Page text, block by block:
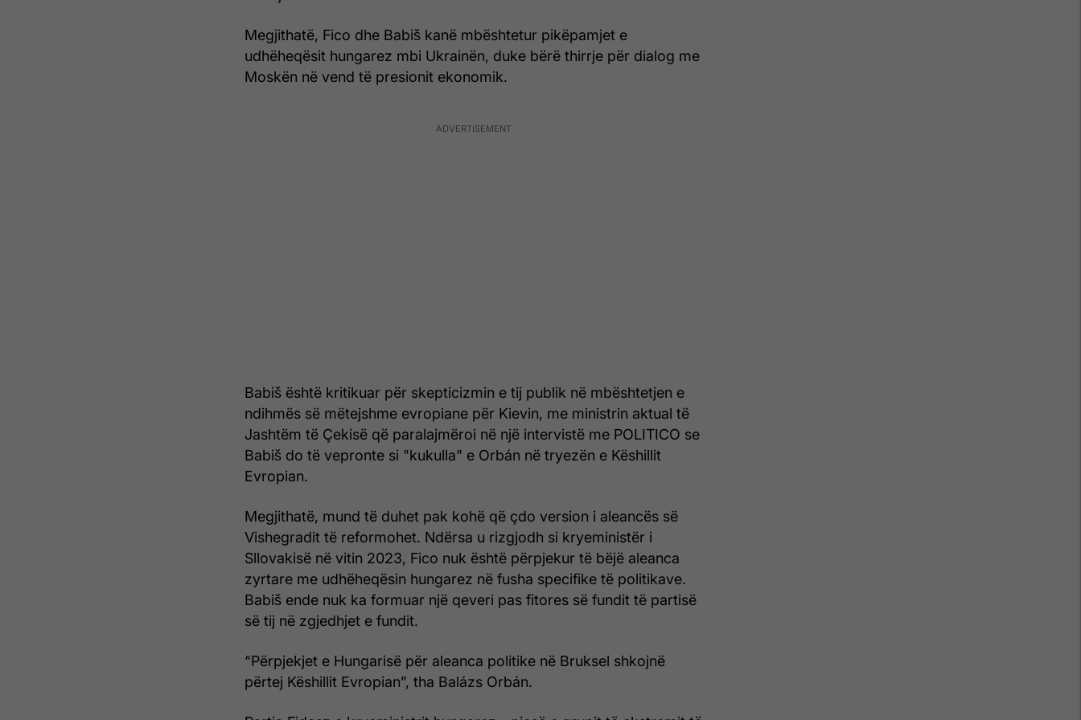
Megjithatë, Fico dhe Babiš kanë mbështetur pikëpamjet e
udhëheqësit hungarez mbi Ukrainën, duke bërë thirrje për dialog me
Moskën në vend të presionit ekonomik.
Babiš është kritikuar për skepticizmin e tij publik në mbështetjen e
ndihmës së mëtejshme evropiane për Kievin, me ministrin aktual të
Jashtëm të Çekisë që paralajmëroi në një intervistë me POLITICO se
Babiš do të vepronte si "kukulla" e Orbán në tryezën e Këshillit
Evropian.
Megjithatë, mund të duhet pak kohë që çdo version i aleancës së
Vishegradit të reformohet. Ndërsa u rizgjodh si kryeministër i
Sllovakisë në vitin 2023, Fico nuk është përpjekur të bëjë aleanca
zyrtare me udhëheqësin hungarez në fusha specifike të politikave.
Babiš ende nuk ka formuar një qeveri pas fitores së fundit të partisë
së tij në zgjedhjet e fundit.
“Përpjekjet e Hungarisë për aleanca politike në Bruksel shkojnë
përtej Këshillit Evropian”, tha Balázs Orbán.